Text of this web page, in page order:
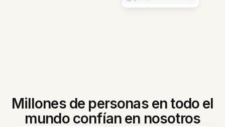
Millones de personas en todo el
mundo confían en nosotros